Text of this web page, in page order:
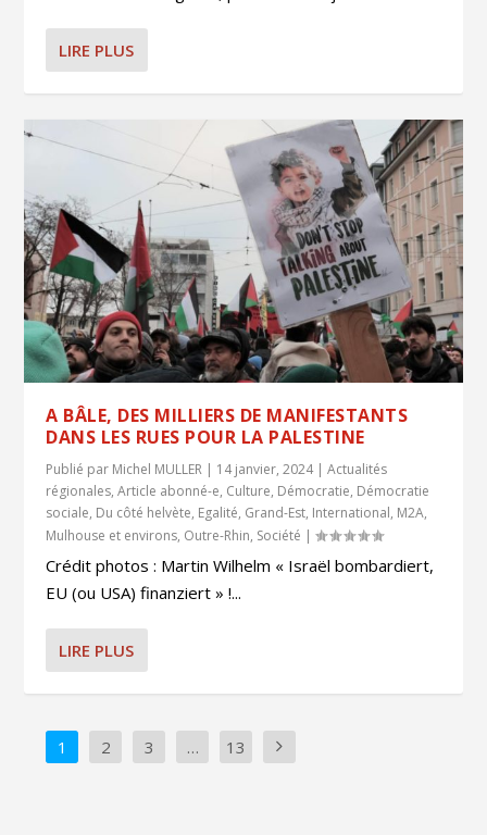
LIRE PLUS
A BÂLE, DES MILLIERS DE MANIFESTANTS
DANS LES RUES POUR LA PALESTINE
Publié par Michel MULLER | 14 janvier, 2024|Actualités
régionales,Article abonné-e, Culture, Démocratie, Démocratie
sociale, Du côté helvète, Egalité, Grand-Est, International, M2A,
Mulhouse et environs, Outre-Rhin, Société |
Crédit photos : Martin Wilhelm « Israël bombardiert,
EU (ou USA) finanziert » !...
LIRE PLUS
1 2 3 … 13